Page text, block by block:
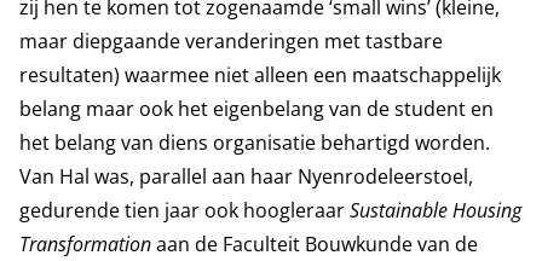
zij hen te komen tot zogenaamde ‘small wins’ (kleine,
maar diepgaande veranderingen met tastbare
resultaten) waarmee niet alleen een maatschappelijk
belang maar ook het eigenbelang van de student en
het belang van diens organisatie behartigd worden.
Van Hal was, parallel aan haar Nyenrodeleerstoel,
gedurende tien jaar ook hoogleraarSustainable Housing
Transformationaan de Faculteit Bouwkunde van de